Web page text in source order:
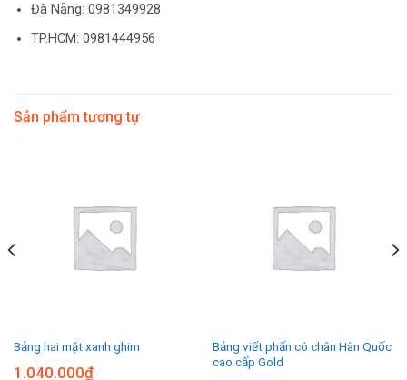
Đà Nẵng: 0981349928
TP.HCM: 0981444956
Sản phẩm tương tự
Bảng hai mặt xanh ghim
1.040.000₫
Bảng viết phấn có chân Hàn Quốc
cao cấp Gold